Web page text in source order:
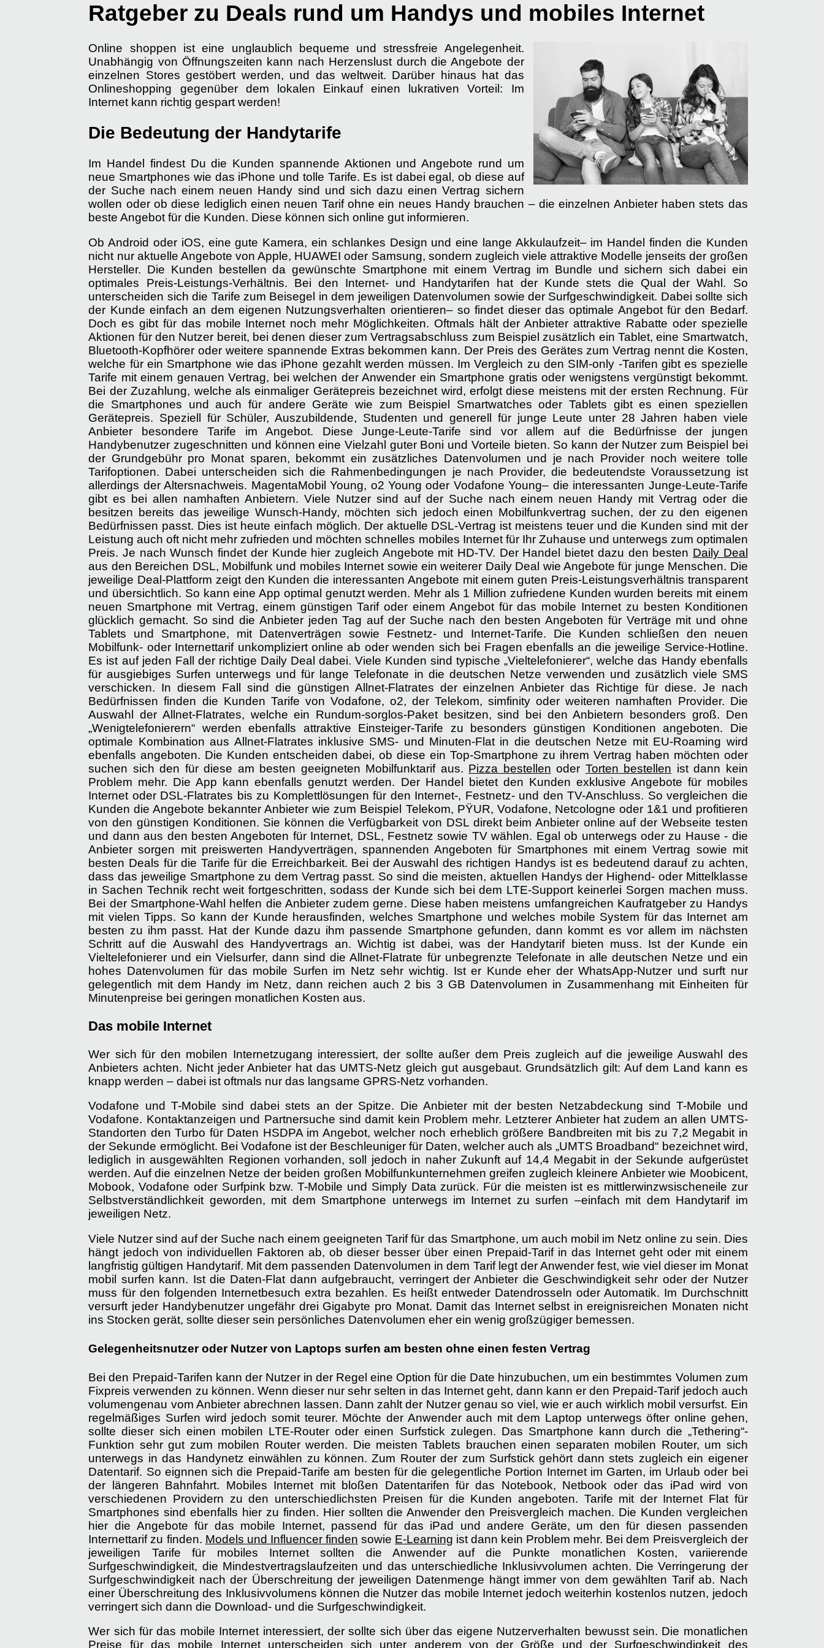
Ratgeber zu Deals rund um Handys und mobiles Internet
Online shoppen ist eine unglaublich bequeme und stressfreie Angelegenheit.
Unabhängig von Öffnungszeiten kann nach Herzenslust durch die Angebote der
einzelnen Stores gestöbert werden, und das weltweit. Darüber hinaus hat das
Onlineshopping gegenüber dem lokalen Einkauf einen lukrativen Vorteil: Im
Internet kann richtig gespart werden!
Die Bedeutung der Handytarife
Im Handel findest Du die Kunden spannende Aktionen und Angebote rund um
neue Smartphones wie das iPhone und tolle Tarife. Es ist dabei egal, ob diese auf
der Suche nach einem neuen Handy sind und sich dazu einen Vertrag sichern
wollen oder ob diese lediglich einen neuen Tarif ohne ein neues Handy brauchen – die einzelnen Anbieter haben stets das
beste Angebot für die Kunden. Diese können sich online gut informieren.
Ob Android oder iOS, eine gute Kamera, ein schlankes Design und eine lange Akkulaufzeit– im Handel finden die Kunden
nicht nur aktuelle Angebote von Apple, HUAWEI oder Samsung, sondern zugleich viele attraktive Modelle jenseits der großen
Hersteller. Die Kunden bestellen da gewünschte Smartphone mit einem Vertrag im Bundle und sichern sich dabei ein
optimales Preis-Leistungs-Verhältnis. Bei den Internet- und Handytarifen hat der Kunde stets die Qual der Wahl. So
unterscheiden sich die Tarife zum Beisegel in dem jeweiligen Datenvolumen sowie der Surfgeschwindigkeit. Dabei sollte sich
der Kunde einfach an dem eigenen Nutzungsverhalten orientieren– so findet dieser das optimale Angebot für den Bedarf.
Doch es gibt für das mobile Internet noch mehr Möglichkeiten. Oftmals hält der Anbieter attraktive Rabatte oder spezielle
Aktionen für den Nutzer bereit, bei denen dieser zum Vertragsabschluss zum Beispiel zusätzlich ein Tablet, eine Smartwatch,
Bluetooth-Kopfhörer oder weitere spannende Extras bekommen kann. Der Preis des Gerätes zum Vertrag nennt die Kosten,
welche für ein Smartphone wie das iPhone gezahlt werden müssen. Im Vergleich zu den SIM-only -Tarifen gibt es spezielle
Tarife mit einem genauen Vertrag, bei welchen der Anwender ein Smartphone gratis oder wenigstens vergünstigt bekommt.
Bei der Zuzahlung, welche als einmaliger Gerätepreis bezeichnet wird, erfolgt diese meistens mit der ersten Rechnung. Für
die Smartphones und auch für andere Geräte wie zum Beispiel Smartwatches oder Tablets gibt es einen speziellen
Gerätepreis. Speziell für Schüler, Auszubildende, Studenten und generell für junge Leute unter 28 Jahren haben viele
Anbieter besondere Tarife im Angebot. Diese Junge-Leute-Tarife sind vor allem auf die Bedürfnisse der jungen
Handybenutzer zugeschnitten und können eine Vielzahl guter Boni und Vorteile bieten. So kann der Nutzer zum Beispiel bei
der Grundgebühr pro Monat sparen, bekommt ein zusätzliches Datenvolumen und je nach Provider noch weitere tolle
Tarifoptionen. Dabei unterscheiden sich die Rahmenbedingungen je nach Provider, die bedeutendste Voraussetzung ist
allerdings der Altersnachweis. MagentaMobil Young, o2 Young oder Vodafone Young– die interessanten Junge-Leute-Tarife
gibt es bei allen namhaften Anbietern. Viele Nutzer sind auf der Suche nach einem neuen Handy mit Vertrag oder die
besitzen bereits das jeweilige Wunsch-Handy, möchten sich jedoch einen Mobilfunkvertrag suchen, der zu den eigenen
Bedürfnissen passt. Dies ist heute einfach möglich. Der aktuelle DSL-Vertrag ist meistens teuer und die Kunden sind mit der
Leistung auch oft nicht mehr zufrieden und möchten schnelles mobiles Internet für Ihr Zuhause und unterwegs zum optimalen
Preis. Je nach Wunsch findet der Kunde hier zugleich Angebote mit HD-TV. Der Handel bietet dazu den besten Daily Deal
aus den Bereichen DSL, Mobilfunk und mobiles Internet sowie ein weiterer Daily Deal wie Angebote für junge Menschen. Die
jeweilige Deal-Plattform zeigt den Kunden die interessanten Angebote mit einem guten Preis-Leistungsverhältnis transparent
und übersichtlich. So kann eine App optimal genutzt werden. Mehr als 1 Million zufriedene Kunden wurden bereits mit einem
neuen Smartphone mit Vertrag, einem günstigen Tarif oder einem Angebot für das mobile Internet zu besten Konditionen
glücklich gemacht. So sind die Anbieter jeden Tag auf der Suche nach den besten Angeboten für Verträge mit und ohne
Tablets und Smartphone, mit Datenverträgen sowie Festnetz- und Internet-Tarife. Die Kunden schließen den neuen
Mobilfunk- oder Internettarif unkompliziert online ab oder wenden sich bei Fragen ebenfalls an die jeweilige Service-Hotline.
Es ist auf jeden Fall der richtige Daily Deal dabei. Viele Kunden sind typische „Vieltelefonierer“, welche das Handy ebenfalls
für ausgiebiges Surfen unterwegs und für lange Telefonate in die deutschen Netze verwenden und zusätzlich viele SMS
verschicken. In diesem Fall sind die günstigen Allnet-Flatrates der einzelnen Anbieter das Richtige für diese. Je nach
Bedürfnissen finden die Kunden Tarife von Vodafone, o2, der Telekom, simfinity oder weiteren namhaften Provider. Die
Auswahl der Allnet-Flatrates, welche ein Rundum-sorglos-Paket besitzen, sind bei den Anbietern besonders groß. Den
„Wenigtelefonierern“ werden ebenfalls attraktive Einsteiger-Tarife zu besonders günstigen Konditionen angeboten. Die
optimale Kombination aus Allnet-Flatrates inklusive SMS- und Minuten-Flat in die deutschen Netze mit EU-Roaming wird
ebenfalls angeboten. Die Kunden entscheiden dabei, ob diese ein Top-Smartphone zu ihrem Vertrag haben möchten oder
suchen sich den für diese am besten geeigneten Mobilfunktarif aus. Pizza bestellen oder Torten bestellen ist dann kein
Problem mehr. Die App kann ebenfalls genutzt werden. Der Handel bietet den Kunden exklusive Angebote für mobiles
Internet oder DSL-Flatrates bis zu Komplettlösungen für den Internet-, Festnetz- und den TV-Anschluss. So vergleichen die
Kunden die Angebote bekannter Anbieter wie zum Beispiel Telekom, PŸUR, Vodafone, Netcologne oder 1&1 und profitieren
von den günstigen Konditionen. Sie können die Verfügbarkeit von DSL direkt beim Anbieter online auf der Webseite testen
und dann aus den besten Angeboten für Internet, DSL, Festnetz sowie TV wählen. Egal ob unterwegs oder zu Hause - die
Anbieter sorgen mit preiswerten Handyverträgen, spannenden Angeboten für Smartphones mit einem Vertrag sowie mit
besten Deals für die Tarife für die Erreichbarkeit. Bei der Auswahl des richtigen Handys ist es bedeutend darauf zu achten,
dass das jeweilige Smartphone zu dem Vertrag passt. So sind die meisten, aktuellen Handys der Highend- oder Mittelklasse
in Sachen Technik recht weit fortgeschritten, sodass der Kunde sich bei dem LTE-Support keinerlei Sorgen machen muss.
Bei der Smartphone-Wahl helfen die Anbieter zudem gerne. Diese haben meistens umfangreichen Kaufratgeber zu Handys
mit vielen Tipps. So kann der Kunde herausfinden, welches Smartphone und welches mobile System für das Internet am
besten zu ihm passt. Hat der Kunde dazu ihm passende Smartphone gefunden, dann kommt es vor allem im nächsten
Schritt auf die Auswahl des Handyvertrags an. Wichtig ist dabei, was der Handytarif bieten muss. Ist der Kunde ein
Vieltelefonierer und ein Vielsurfer, dann sind die Allnet-Flatrate für unbegrenzte Telefonate in alle deutschen Netze und ein
hohes Datenvolumen für das mobile Surfen im Netz sehr wichtig. Ist er Kunde eher der WhatsApp-Nutzer und surft nur
gelegentlich mit dem Handy im Netz, dann reichen auch 2 bis 3 GB Datenvolumen in Zusammenhang mit Einheiten für
Minutenpreise bei geringen monatlichen Kosten aus.
Das mobile Internet
Wer sich für den mobilen Internetzugang interessiert, der sollte außer dem Preis zugleich auf die jeweilige Auswahl des
Anbieters achten. Nicht jeder Anbieter hat das UMTS-Netz gleich gut ausgebaut. Grundsätzlich gilt: Auf dem Land kann es
knapp werden – dabei ist oftmals nur das langsame GPRS-Netz vorhanden.
Vodafone und T-Mobile sind dabei stets an der Spitze. Die Anbieter mit der besten Netzabdeckung sind T-Mobile und
Vodafone. Kontaktanzeigen und Partnersuche sind damit kein Problem mehr. Letzterer Anbieter hat zudem an allen UMTS-
Standorten den Turbo für Daten HSDPA im Angebot, welcher noch erheblich größere Bandbreiten mit bis zu 7,2 Megabit in
der Sekunde ermöglicht. Bei Vodafone ist der Beschleuniger für Daten, welcher auch als „UMTS Broadband“ bezeichnet wird,
lediglich in ausgewählten Regionen vorhanden, soll jedoch in naher Zukunft auf 14,4 Megabit in der Sekunde aufgerüstet
werden. Auf die einzelnen Netze der beiden großen Mobilfunkunternehmen greifen zugleich kleinere Anbieter wie Moobicent,
Mobook, Vodafone oder Surfpink bzw. T-Mobile und Simply Data zurück. Für die meisten ist es mittlerwinzwsischeneile zur
Selbstverständlichkeit geworden, mit dem Smartphone unterwegs im Internet zu surfen –einfach mit dem Handytarif im
jeweiligen Netz.
Viele Nutzer sind auf der Suche nach einem geeigneten Tarif für das Smartphone, um auch mobil im Netz online zu sein. Dies
hängt jedoch von individuellen Faktoren ab, ob dieser besser über einen Prepaid-Tarif in das Internet geht oder mit einem
langfristig gültigen Handytarif. Mit dem passenden Datenvolumen in dem Tarif legt der Anwender fest, wie viel dieser im Monat
mobil surfen kann. Ist die Daten-Flat dann aufgebraucht, verringert der Anbieter die Geschwindigkeit sehr oder der Nutzer
muss für den folgenden Internetbesuch extra bezahlen. Es heißt entweder Datendrosseln oder Automatik. Im Durchschnitt
versurft jeder Handybenutzer ungefähr drei Gigabyte pro Monat. Damit das Internet selbst in ereignisreichen Monaten nicht
ins Stocken gerät, sollte dieser sein persönliches Datenvolumen eher ein wenig großzügiger bemessen.
Gelegenheitsnutzer oder Nutzer von Laptops surfen am besten ohne einen festen Vertrag
Bei den Prepaid-Tarifen kann der Nutzer in der Regel eine Option für die Date hinzubuchen, um ein bestimmtes Volumen zum
Fixpreis verwenden zu können. Wenn dieser nur sehr selten in das Internet geht, dann kann er den Prepaid-Tarif jedoch auch
volumengenau vom Anbieter abrechnen lassen. Dann zahlt der Nutzer genau so viel, wie er auch wirklich mobil versurfst. Ein
regelmäßiges Surfen wird jedoch somit teurer. Möchte der Anwender auch mit dem Laptop unterwegs öfter online gehen,
sollte dieser sich einen mobilen LTE-Router oder einen Surfstick zulegen. Das Smartphone kann durch die „Tethering“-
Funktion sehr gut zum mobilen Router werden. Die meisten Tablets brauchen einen separaten mobilen Router, um sich
unterwegs in das Handynetz einwählen zu können. Zum Router der zum Surfstick gehört dann stets zugleich ein eigener
Datentarif. So eignnen sich die Prepaid-Tarife am besten für die gelegentliche Portion Internet im Garten, im Urlaub oder bei
der längeren Bahnfahrt. Mobiles Internet mit bloßen Datentarifen für das Notebook, Netbook oder das iPad wird von
verschiedenen Providern zu den unterschiedlichsten Preisen für die Kunden angeboten. Tarife mit der Internet Flat für
Smartphones sind ebenfalls hier zu finden. Hier sollten die Anwender den Preisvergleich machen. Die Kunden vergleichen
hier die Angebote für das mobile Internet, passend für das iPad und andere Geräte, um den für diesen passenden
Internettarif zu finden. Models und Influencer finden sowie E-Learning ist dann kein Problem mehr. Bei dem Preisvergleich der
jeweiligen Tarife für mobiles Internet sollten die Anwender auf die Punkte monatlichen Kosten, variierende
Surfgeschwindigkeit, die Mindestvertragslaufzeiten und das unterschiedliche Inklusivvolumen achten. Die Verringerung der
Surfgeschwindigkeit nach der Überschreitung der jeweiligen Datenmenge hängt immer von dem gewählten Tarif ab. Nach
einer Überschreitung des Inklusivvolumens können die Nutzer das mobile Internet jedoch weiterhin kostenlos nutzen, jedoch
verringert sich dann die Download- und die Surfgeschwindigkeit.
Wer sich für das mobile Internet interessiert, der sollte sich über das eigene Nutzerverhalten bewusst sein. Die monatlichen
Preise für das mobile Internet unterscheiden sich unter anderem von der Größe und der Surfgeschwindigkeit des